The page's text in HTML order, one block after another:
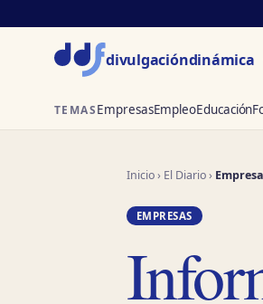
divulgacióndinámica
TEMASEmpresasEmpleoEducación
Inicio› El Diario›
EMPRESAS